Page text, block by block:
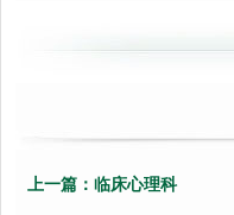
上一篇： 临床心理科